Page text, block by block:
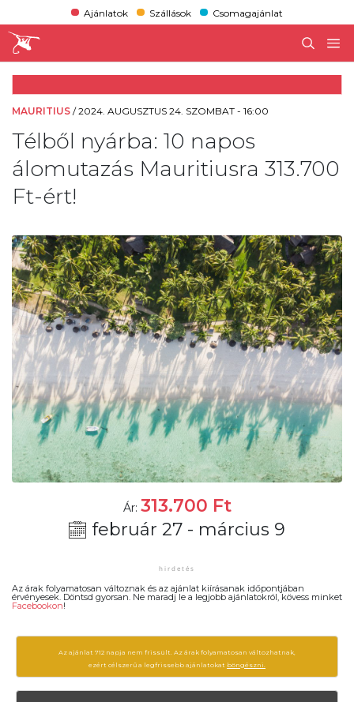
Ajánlatok Szállások Csomagajánlat
MAURITIUS /2024. AUGUSZTUS 24. SZOMBAT - 16:00
Télből nyárba: 10 napos
álomutazás Mauritiusra 313.700
Ft-ért!
Ár: 313.700 Ft
február 27 - március 9
Az árak folyamatosan változnak és az ajánlat kiírásanak időpontjában
érvényesek. Döntsd gyorsan. Ne maradj le a legjobb ajánlatokról, kövess minket
Facebookon!
Az ajánlat 712 napja nem frissült. Az árak folyamatosan változhatnak,
ezért célszerű a legfrissebb ajánlatokat böngészni.